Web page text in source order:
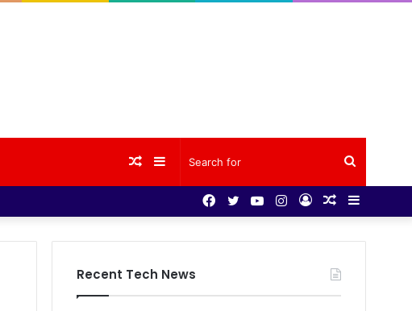
for
Sidebar
Random
Sidebar
Random
Log
Instagram
YouTube
Twitter
Facebook
Recent Tech News